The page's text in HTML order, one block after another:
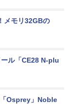
メモリ32GBの
ル「CE28 N-plu
Osprey」Noble